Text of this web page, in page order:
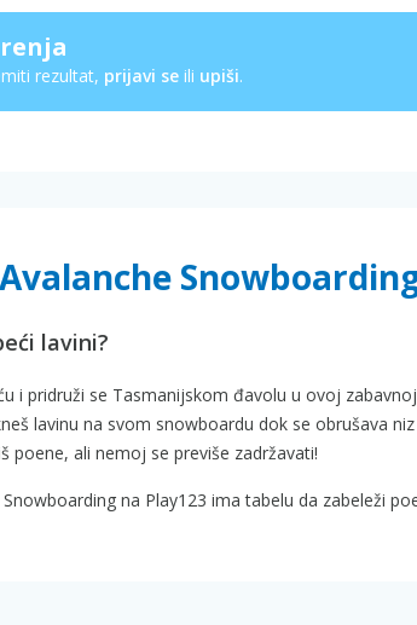
rezultat, prijavi se ili upiši.
lavini?
i pridruži se Tasmanijskom đavolu u ovoj
lavinu na svom snowboardu dok se obrušava
poene, ali nemoj se previše zadržavati!
na Play123 ima tabelu da zabeleži